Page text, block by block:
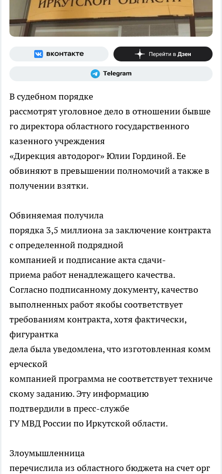
В судебном порядке
рассмотрят уголовное дело в отношении бывше
го директора областного государственного
казенного учреждения
«Дирекция автодорог» Юлии Гординой. Ее
обвиняют в превышении полномочий а также в
получении взятки.
Обвиняемая получила
порядка 3,5 миллиона за заключение контракта
с определенной подрядной
компанией и подписание акта сдачи-
приема работ ненадлежащего качества.
Согласно подписанному документу, качество
выполненных работ якобы соответствует
требованиям контракта, хотя фактически,
фигурантка
дела была уведомлена, что изготовленная комм
ерческой
компанией программа не соответствует техниче
скому заданию. Эту информацию
подтвердили в пресс-службе
ГУ МВД России по Иркутской области.
Злоумышленница
перечислила из областного бюджета на счет орг